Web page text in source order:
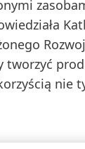
tworzyć
nie